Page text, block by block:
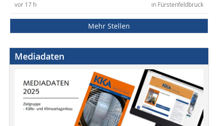
in Fürstenfeldbruck
vor 17 h
Mehr Stellen
Mediadaten